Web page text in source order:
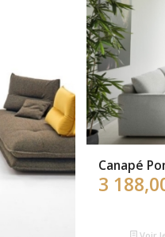
Canapé
3